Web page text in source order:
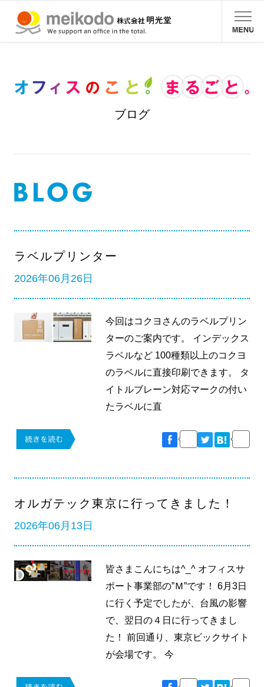
ブログ
ラベルプリンター
2026年06月26日
今回はコクヨさんのラベルプリン
ターのご案内です。 インデックス
ラベルなど 100種類以上のコクヨ
のラベルに直接印刷できます。 タ
イトルブレーン対応マークの付い
たラベルに直
オルガテック東京に行ってきました！
2026年06月13日
皆さまこんにちは^_^ オフィスサ
ポート事業部の”Ｍ”です！ 6月3日
に行く予定でしたが、台風の影響
で、翌日の４日に行ってきまし
た！ 前回通り、東京ビックサイト
が会場です。 今